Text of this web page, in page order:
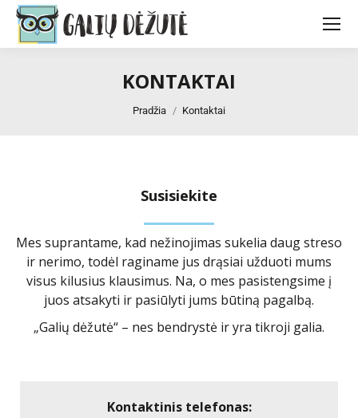
KONTAKTAI
You are here:
Pradžia Kontaktai
Susisiekite
Mes suprantame, kad nežinojimas sukelia daug streso
ir nerimo, todėl raginame jus drąsiai užduoti mums
visus kilusius klausimus. Na, o mes pasistengsime į
juos atsakyti ir pasiūlyti jums būtiną pagalbą.
„Galių dėžutė“ – nes bendrystė ir yra tikroji galia.
Kontaktinis telefonas: